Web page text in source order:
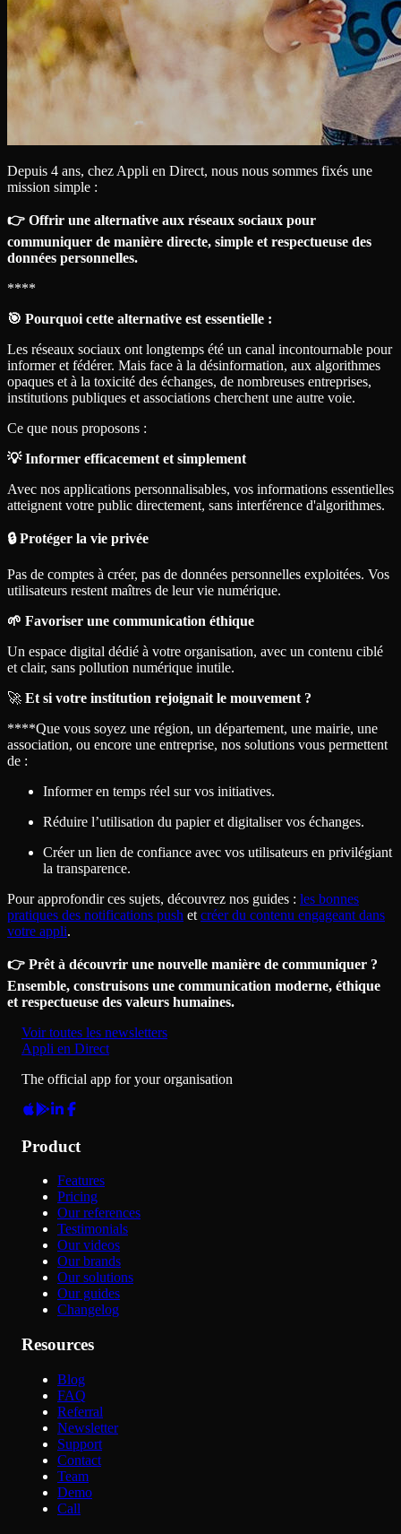
Depuis 4 ans, chez Appli en Direct, nous nous sommes fixés une
mission simple :
👉 Offrir une alternative aux réseaux sociaux pour
communiquer de manière directe, simple et respectueuse des
données personnelles.
** **
🎯 Pourquoi cette alternative est essentielle :
Les réseaux sociaux ont longtemps été un canal incontournable pour
informer et fédérer. Mais face à la désinformation, aux algorithmes
opaques et à la toxicité des échanges, de nombreuses entreprises,
institutions publiques et associations cherchent une autre voie.
Ce que nous proposons :
💡 Informer efficacement et simplement
Avec nos applications personnalisables, vos informations essentielles
atteignent votre public directement, sans interférence d'algorithmes.
🔒 Protéger la vie privée
Pas de comptes à créer, pas de données personnelles exploitées. Vos
utilisateurs restent maîtres de leur vie numérique.
🌱 Favoriser une communication éthique
Un espace digital dédié à votre organisation, avec un contenu ciblé
et clair, sans pollution numérique inutile.
🚀 Et si votre institution rejoignait le mouvement ?
** **Que vous soyez une région, un département, une mairie, une
association, ou encore une entreprise, nos solutions vous permettent
de :
Informer en temps réel sur vos initiatives.
Réduire l’utilisation du papier et digitaliser vos échanges.
Créer un lien de confiance avec vos utilisateurs en privilégiant
la transparence.
Pour approfondir ces sujets, découvrez nos guides : les bonnes
pratiques des notifications push et créer du contenu engageant dans
votre appli.
👉 Prêt à découvrir une nouvelle manière de communiquer ?
Ensemble, construisons une communication moderne, éthique
et respectueuse des valeurs humaines.
Voir toutes les newsletters
Appli en Direct
The official app for your organisation
Product
Features
Pricing
Our references
Testimonials
Our videos
Our brands
Our solutions
Our guides
Changelog
Resources
Blog
FAQ
Referral
Newsletter
Support
Contact
Team
Demo
Call